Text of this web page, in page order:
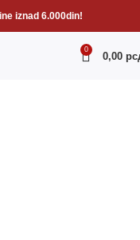
iznad 6.000din!
0
0,00